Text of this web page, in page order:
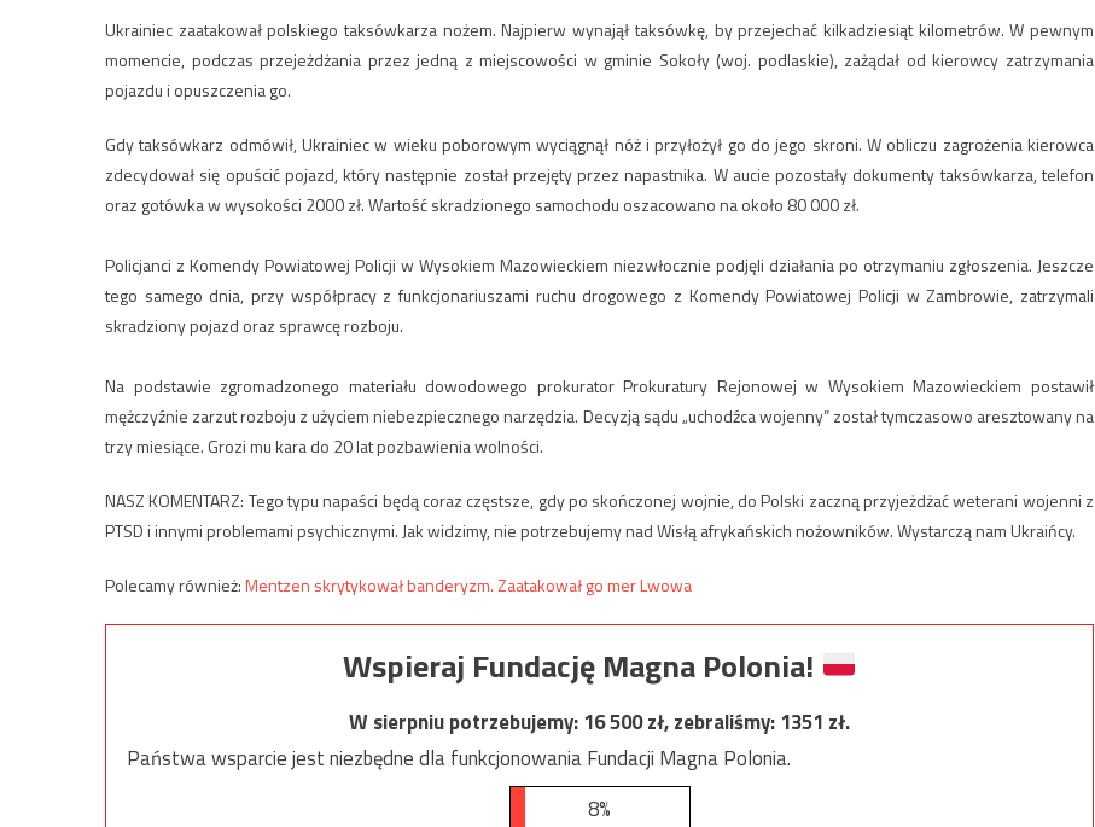
Ukrainiec zaatakował polskiego taksówkarza nożem. Najpierw wynajął taksówkę, by przejechać kilkadziesiąt kilometrów. W pewnym
momencie, podczas przejeżdżania przez jedną z miejscowości w gminie Sokoły (woj. podlaskie), zażądał od kierowcy zatrzymania
pojazdu i opuszczenia go.
Gdy taksówkarz odmówił, Ukrainiec w wieku poborowym wyciągnął nóż i przyłożył go do jego skroni. W obliczu zagrożenia kierowca
zdecydował się opuścić pojazd, który następnie został przejęty przez napastnika. W aucie pozostały dokumenty taksówkarza, telefon
oraz gotówka w wysokości 2000 zł. Wartość skradzionego samochodu oszacowano na około 80 000 zł.
Policjanci z Komendy Powiatowej Policji w Wysokiem Mazowieckiem niezwłocznie podjęli działania po otrzymaniu zgłoszenia. Jeszcze
tego samego dnia, przy współpracy z funkcjonariuszami ruchu drogowego z Komendy Powiatowej Policji w Zambrowie, zatrzymali
skradziony pojazd oraz sprawcę rozboju.
Na podstawie zgromadzonego materiału dowodowego prokurator Prokuratury Rejonowej w Wysokiem Mazowieckiem postawił
mężczyźnie zarzut rozboju z użyciem niebezpiecznego narzędzia. Decyzją sądu „uchodźca wojenny” został tymczasowo aresztowany na
trzy miesiące. Grozi mu kara do 20 lat pozbawienia wolności.
NASZ KOMENTARZ: Tego typu napaści będą coraz częstsze, gdy po skończonej wojnie, do Polski zaczną przyjeżdżać weterani wojenni z
PTSD i innymi problemami psychicznymi. Jak widzimy, nie potrzebujemy nad Wisłą afrykańskich nożowników. Wystarczą nam Ukraińcy.
Polecamy również:Mentzen skrytykował banderyzm. Zaatakował go mer Lwowa
Wspieraj Fundację Magna Polonia!
W sierpniu potrzebujemy:16 500zł, zebraliśmy:1351 zł.
Państwa wsparcie jest niezbędne dla funkcjonowania Fundacji Magna Polonia.
8%